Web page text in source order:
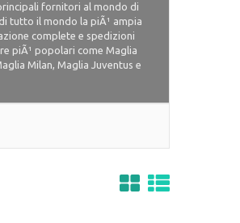
fornitori al mondo di
tutto il mondo la piÃ¹ ampia
complete e spedizioni
piÃ¹ popolari come Maglia
Milan, Maglia Juventus e